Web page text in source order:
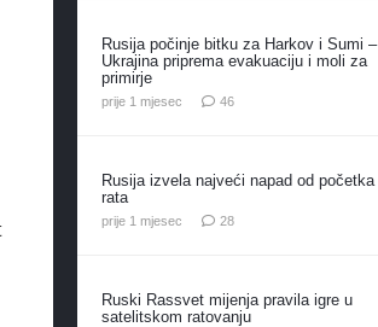
Rusija počinje bitku za Harkov i Sumi –
Ukrajina priprema evakuaciju i moli za
primirje
prije 1 mjesec 46komentara
Rusija izvela najveći napad od početka
rata
prije 1 mjesec 28komentara
Ruski Rassvet mijenja pravila igre u
satelitskom ratovanju